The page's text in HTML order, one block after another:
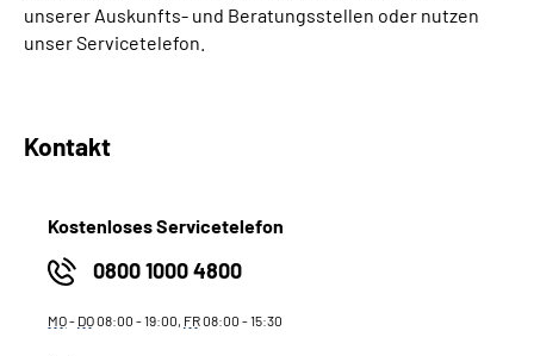
unserer Auskunfts- und Beratungsstellen oder nutzen
unser Servicetelefon.
Kontakt
Kostenloses Servicetelefon
0800 1000 4800
MO- DO08:00 - 19:00, FR08:00 - 15:30